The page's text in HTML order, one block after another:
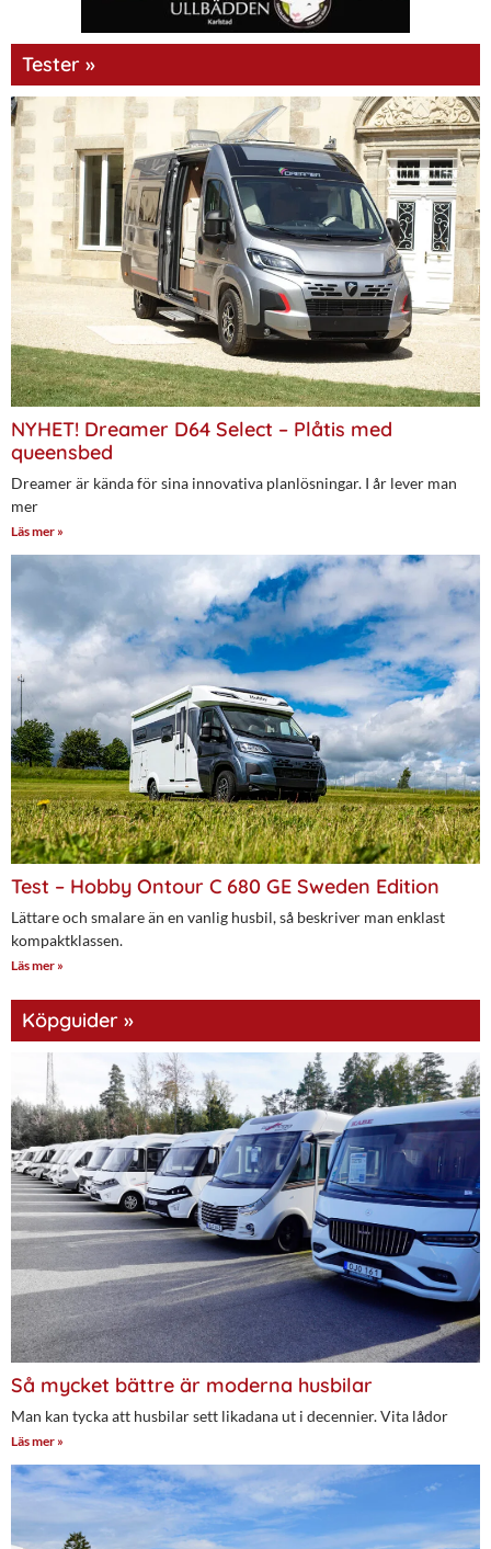
Tester »
NYHET! Dreamer D64 Select – Plåtis med
queensbed
Dreamer är kända för sina innovativa planlösningar. I år lever man
mer
Läs mer »
Test – Hobby Ontour C 680 GE Sweden Edition
Lättare och smalare än en vanlig husbil, så beskriver man enklast
kompaktklassen.
Läs mer »
Köpguider »
Så mycket bättre är moderna husbilar
Man kan tycka att husbilar sett likadana ut i decennier. Vita lådor
Läs mer »